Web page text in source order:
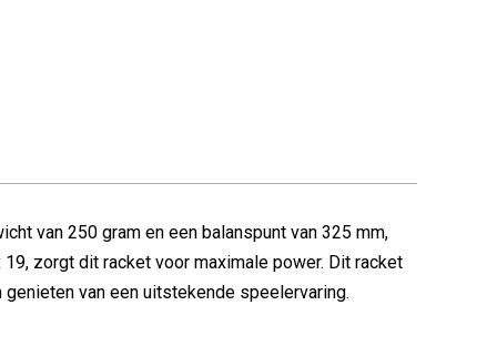
van 250 gram en een balanspunt van 325 mm,
zorgt dit racket voor maximale power. Dit racket
van een uitstekende speelervaring.